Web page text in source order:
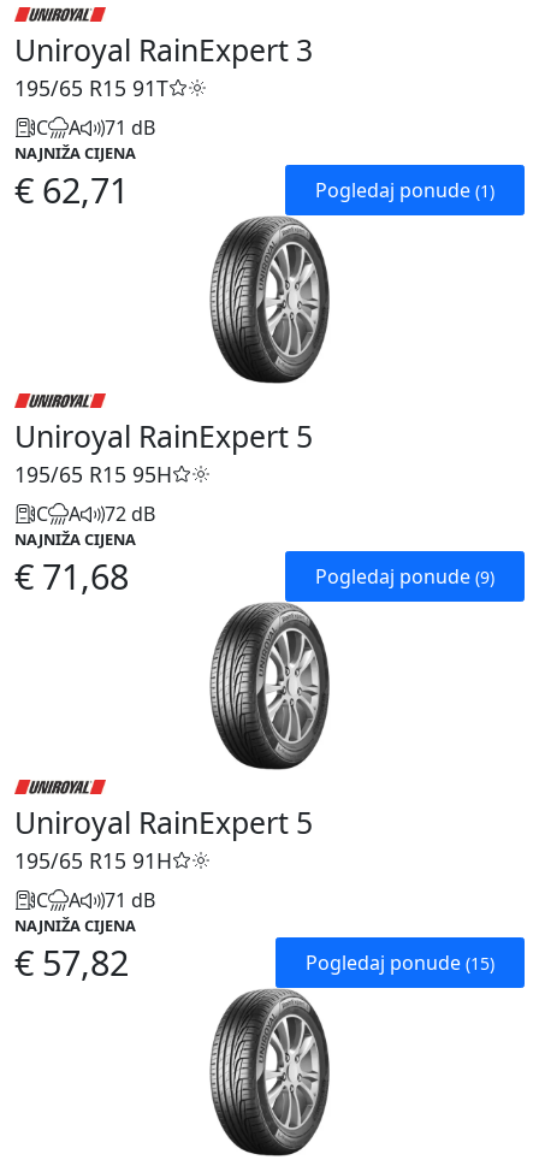
Uniroyal RainExpert 3
195/65 R15 91T
C A 71 dB
NAJNIŽA CIJENA
€ 62,71 Pogledaj ponude (1)
Uniroyal RainExpert 5
195/65 R15 95H
C A 72 dB
NAJNIŽA CIJENA
€ 71,68 Pogledaj ponude (9)
Uniroyal RainExpert 5
195/65 R15 91H
C A 71 dB
NAJNIŽA CIJENA
€ 57,82 Pogledaj ponude (15)